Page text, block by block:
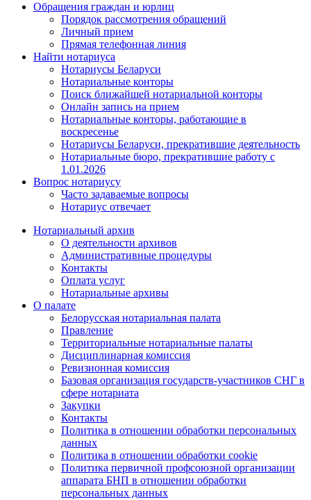
Обращения граждан и юрлиц
Порядок рассмотрения обращений
Личный прием
Прямая телефонная линия
Найти нотариуса
Нотариусы Беларуси
Нотариальные конторы
Поиск ближайшей нотариальной конторы
Онлайн запись на прием
Нотариальные конторы, работающие в
воскресенье
Нотариусы Беларуси, прекратившие деятельность
Нотариальные бюро, прекратившие работу с
1.01.2026
Вопрос нотариусу
Часто задаваемые вопросы
Нотариус отвечает
Нотариальный архив
О деятельности архивов
Административные процедуры
Контакты
Оплата услуг
Нотариальные архивы
О палате
Белорусская нотариальная палата
Правление
Территориальные нотариальные палаты
Дисциплинарная комиссия
Ревизионная комиссия
Базовая организация государств-участников СНГ в
сфере нотариата
Закупки
Контакты
Политика в отношении обработки персональных
данных
Политика в отношении обработки cookie
Политика первичной профсоюзной организации
аппарата БНП в отношении обработки
персональных данных